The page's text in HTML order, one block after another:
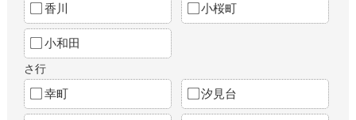
香川 小桜町
小和田
さ行
幸町 汐見台